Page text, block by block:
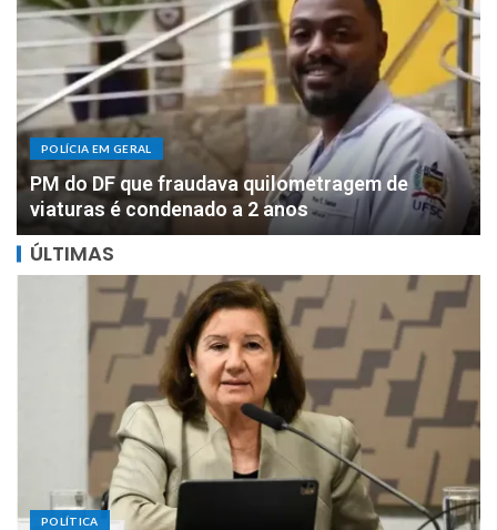
POLÍCIA EM GERAL
DOIS MILHÕES: PF apreende R$ 2 milhões com
motorista de parlamentar federal de Rondônia
ÚLTIMAS
POLÍTICA